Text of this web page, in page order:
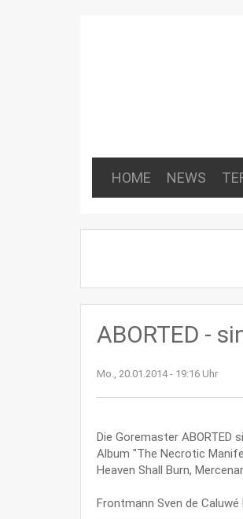
HOME NEWS
ABORTED -
Mo., 20.01.2014 - 19:16 Uhr
Die Goremaster ABORTED
Album "The Necrotic
Heaven Shall Burn,
Frontmann Sven de